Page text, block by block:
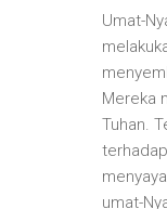
Umat-
Mereka
Tuhan.
umat-